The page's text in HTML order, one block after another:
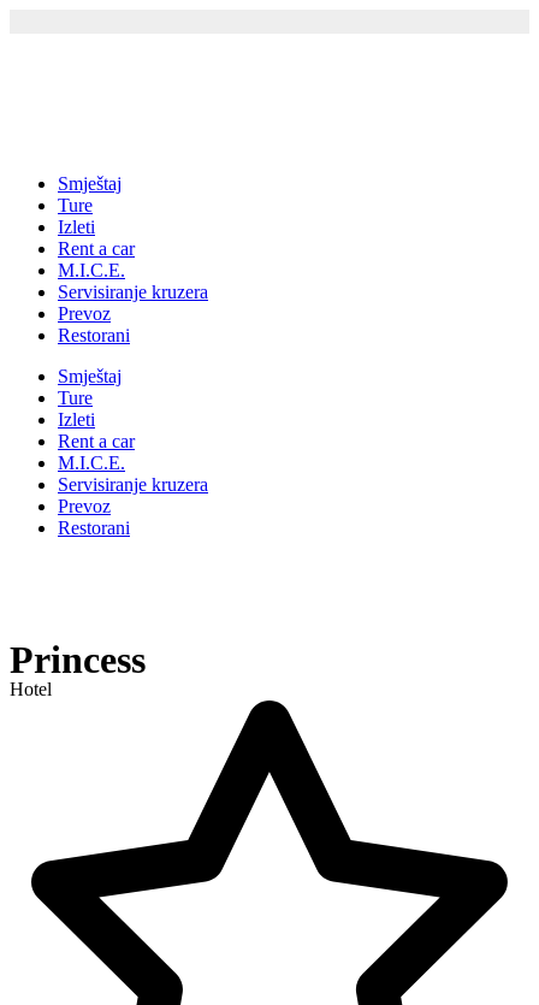
Smještaj
Ture
Izleti
Rent a car
M.I.C.E.
Servisiranje kruzera
Prevoz
Restorani
Smještaj
Ture
Izleti
Rent a car
M.I.C.E.
Servisiranje kruzera
Prevoz
Restorani
Princess
Hotel